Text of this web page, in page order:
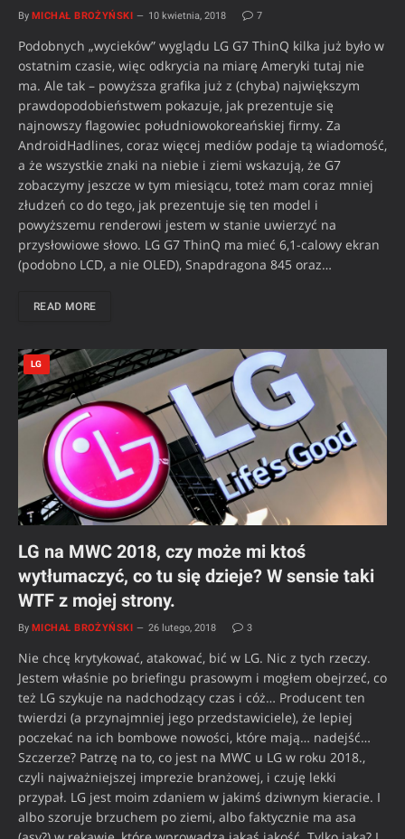
By MICHAŁ BROŻYŃSKI 10 kwietnia, 2018 7
Podobnych „wycieków” wyglądu LG G7 ThinQ kilka już było w
ostatnim czasie, więc odkrycia na miarę Ameryki tutaj nie
ma. Ale tak – powyższa grafika już z (chyba) największym
prawdopodobieństwem pokazuje, jak prezentuje się
najnowszy flagowiec południowokoreańskiej firmy. Za
AndroidHadlines, coraz więcej mediów podaje tą wiadomość,
a że wszystkie znaki na niebie i ziemi wskazują, że G7
zobaczymy jeszcze w tym miesiącu, toteż mam coraz mniej
złudzeń co do tego, jak prezentuje się ten model i
powyższemu renderowi jestem w stanie uwierzyć na
przysłowiowe słowo. LG G7 ThinQ ma mieć 6,1-calowy ekran
(podobno LCD, a nie OLED), Snapdragona 845 oraz…
READ MORE
LG
LG na MWC 2018, czy może mi ktoś
wytłumaczyć, co tu się dzieje? W sensie taki
WTF z mojej strony.
By MICHAŁ BROŻYŃSKI 26 lutego, 2018 3
Nie chcę krytykować, atakować, bić w LG. Nic z tych rzeczy.
Jestem właśnie po briefingu prasowym i mogłem obejrzeć, co
też LG szykuje na nadchodzący czas i cóż… Producent ten
twierdzi (a przynajmniej jego przedstawiciele), że lepiej
poczekać na ich bombowe nowości, które mają… nadejść…
Szczerze? Patrzę na to, co jest na MWC u LG w roku 2018.,
czyli najważniejszej imprezie branżowej, i czuję lekki
przypał. LG jest moim zdaniem w jakimś dziwnym kieracie. I
albo szoruje brzuchem po ziemi, albo faktycznie ma asa